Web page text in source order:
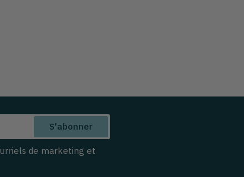
S'abonner
de marketing et